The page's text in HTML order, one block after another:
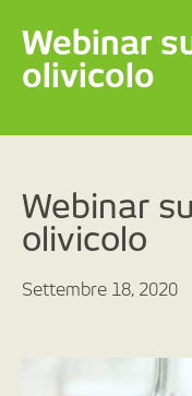
Webinar
olivicolo
Webinar
olivicolo
Settembre 18, 2020